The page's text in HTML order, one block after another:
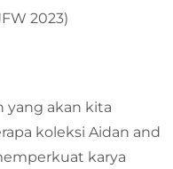
2023)
yang akan kita
koleksi Aidan and
karya